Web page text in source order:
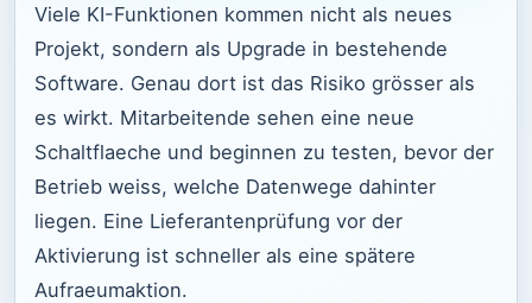
Viele KI-Funktionen kommen nicht als neues
Projekt, sondern als Upgrade in bestehende
Software. Genau dort ist das Risiko grösser als
es wirkt. Mitarbeitende sehen eine neue
Schaltflaeche und beginnen zu testen, bevor der
Betrieb weiss, welche Datenwege dahinter
liegen. Eine Lieferantenprüfung vor der
Aktivierung ist schneller als eine spätere
Aufraeumaktion.